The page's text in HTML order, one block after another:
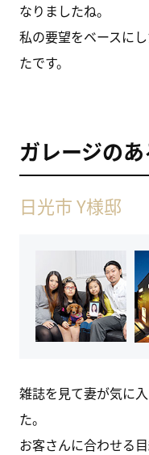
なりましたね。
私の要望をベースに
たです。
ガレージの
日光市 Y様邸
雑誌を見て妻が気に
た。
お客さんに合わせる